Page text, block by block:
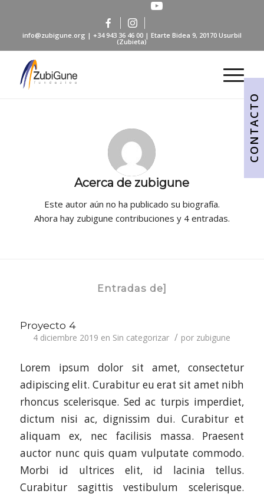
info@zubigune.org | +34 943 36 46 00 | Etarte Bidea 9, 20170 Usurbil
(Zubieta)
Acerca de zubigune
Este autor aún no ha publicado su biografía.
Ahora hay zubigune contribuciones y 4 entradas.
Entradas de]
Proyecto 4
4 diciembre 2019 en Sin categorizar / por zubigune
Lorem ipsum dolor sit amet, consectetur
adipiscing elit. Curabitur eu erat sit amet nibh
rhoncus scelerisque. Sed ac turpis imperdiet,
dictum nisi ac, dignissim dui. Curabitur et
aliquam ex, nec facilisis massa. Praesent
auctor nunc quis quam vulputate commodo.
Morbi id ultrices elit, id lacinia tellus.
Curabitur sagittis vestibulum scelerisque.
CONTACTO